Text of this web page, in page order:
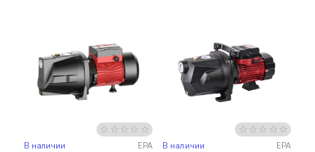
В наличии EPA В наличии EPA